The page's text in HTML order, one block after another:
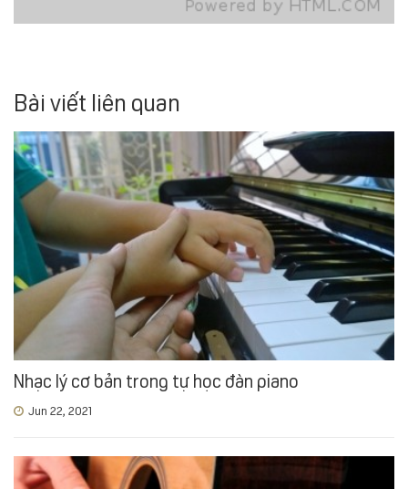
Bài viết liên quan
Nhạc lý cơ bản trong tự học đàn piano
Jun 22, 2021